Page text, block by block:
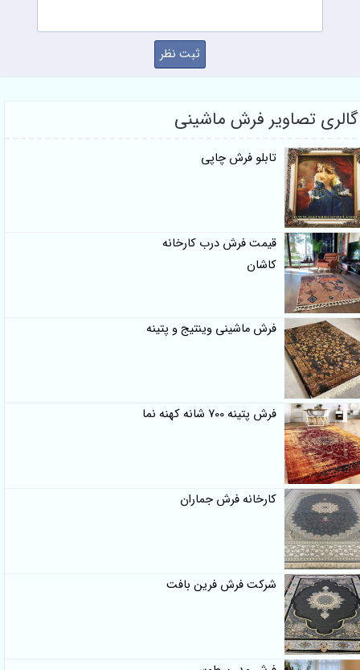
گالری تصاویر فرش ماشینی
تابلو فرش چاپی
قیمت فرش درب کارخانه
کاشان
فرش ماشینی وینتیج و پتینه
فرش پتینه 700 شانه کهنه نما
کارخانه فرش جماران
شرکت فرش فرین بافت